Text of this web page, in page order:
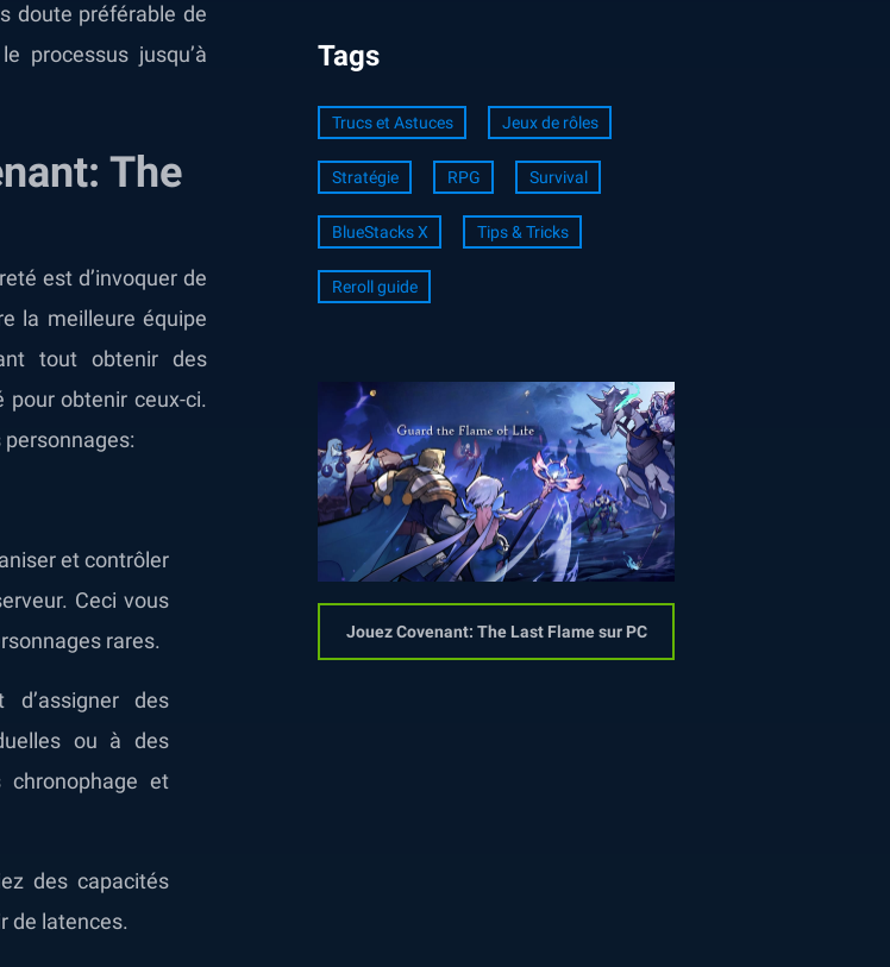
doute préférable de
processus jusqu’à
The
est d’invoquer de
la meilleure équipe
tout obtenir des
pour obtenir ceux-ci.
et contrôler
Ceci vous
rares.
des
ou à des
et
des capacités
de latences.
Tags
Trucs et Astuces Jeux de rôles
Stratégie RPG Survival
BlueStacks X Tips & Tricks
Reroll guide
Jouez Covenant: The Last Flame sur PC